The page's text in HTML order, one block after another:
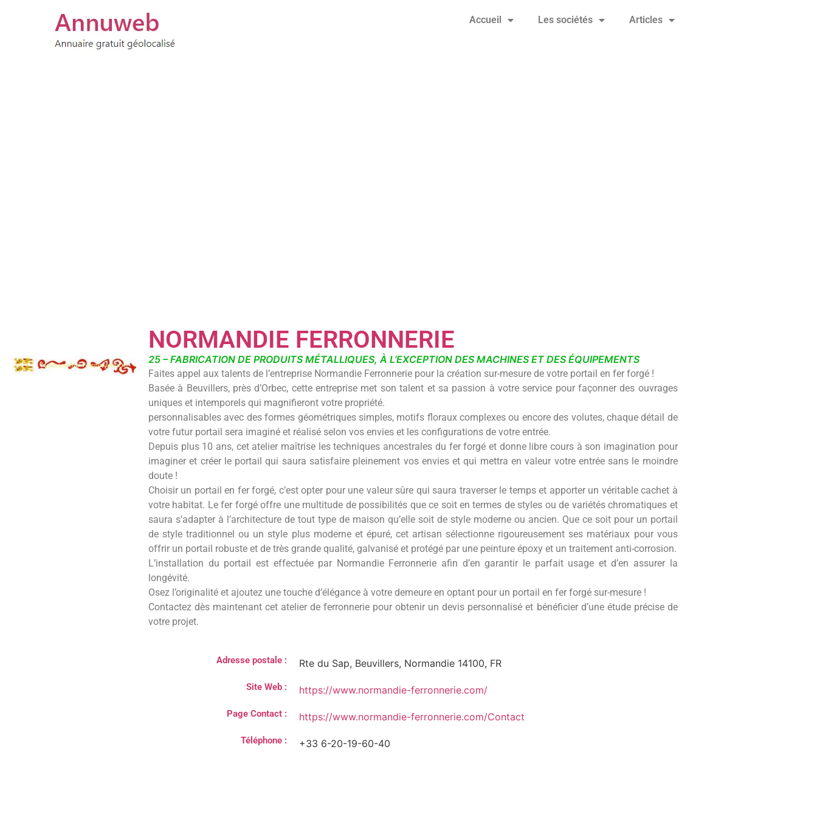
Accueil Les sociétés Articles
NORMANDIE FERRONNERIE
25 – FABRICATION DE PRODUITS MÉTALLIQUES, À L’EXCEPTION DES MACHINES ET DES ÉQUIPEMENTS
Faites appel aux talents de l’entreprise Normandie Ferronnerie pour la création sur-mesure de votre portail en fer forgé !
Basée à Beuvillers, près d’Orbec, cette entreprise met son talent et sa passion à votre service pour façonner des ouvrages
uniques et intemporels qui magnifieront votre propriété.
personnalisables avec des formes géométriques simples, motifs floraux complexes ou encore des volutes, chaque détail de
votre futur portail sera imaginé et réalisé selon vos envies et les configurations de votre entrée.
Depuis plus 10 ans, cet atelier maîtrise les techniques ancestrales du fer forgé et donne libre cours à son imagination pour
imaginer et créer le portail qui saura satisfaire pleinement vos envies et qui mettra en valeur votre entrée sans le moindre
doute !
Choisir un portail en fer forgé, c’est opter pour une valeur sûre qui saura traverser le temps et apporter un véritable cachet à
votre habitat. Le fer forgé offre une multitude de possibilités que ce soit en termes de styles ou de variétés chromatiques et
saura s’adapter à l’architecture de tout type de maison qu’elle soit de style moderne ou ancien. Que ce soit pour un portail
de style traditionnel ou un style plus moderne et épuré, cet artisan sélectionne rigoureusement ses matériaux pour vous
offrir un portail robuste et de très grande qualité, galvanisé et protégé par une peinture époxy et un traitement anti-corrosion.
L’installation du portail est effectuée par Normandie Ferronnerie afin d’en garantir le parfait usage et d’en assurer la
longévité.
Osez l’originalité et ajoutez une touche d’élégance à votre demeure en optant pour un portail en fer forgé sur-mesure !
Contactez dès maintenant cet atelier de ferronnerie pour obtenir un devis personnalisé et bénéficier d’une étude précise de
votre projet.
Adresse postale : Rte du Sap, Beuvillers, Normandie 14100, FR
Site Web : https://www.normandie-ferronnerie.com/
Page Contact : https://www.normandie-ferronnerie.com/Contact
Téléphone : +33 6-20-19-60-40